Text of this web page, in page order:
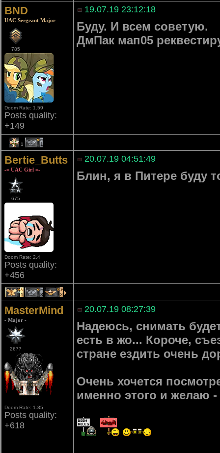
BND
UAC Sergeant Major
785
Doom Rate: 1.59
Posts quality:
+149
19.07.19 23:12:18
Буду. И всем советую.
ДмПак мап05
1 1
Bertie_Butts
-= UAC Girl =-
675
Doom Rate: 2.4
Posts quality:
+456
20.07.19 04:51:49
Блин, я в Питере буду
1 3 2
MasterMind
- Major -
2677
Doom Rate: 1.85
Posts quality:
+618
20.07.19 08:27:39
Надеюсь, снимать
есть в жо... Короче,
стране ездить очень
Очень хочется
именно этого и желаю